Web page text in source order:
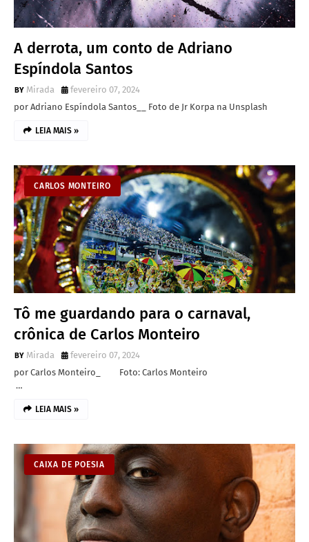
A derrota, um conto de Adriano
Espíndola Santos
Mirada
fevereiro 07, 2024
por Adriano Espíndola Santos__ Foto de Jr Korpa na Unsplash
LEIA MAIS »
CARLOS MONTEIRO
Tô me guardando para o carnaval,
crônica de Carlos Monteiro
Mirada
fevereiro 07, 2024
por Carlos Monteiro_ Foto: Carlos Monteiro
…
LEIA MAIS »
CAIXA DE POESIA